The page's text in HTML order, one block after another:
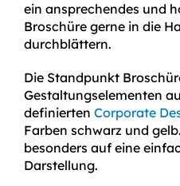
ein ansprechendes und
Broschüre gerne in die
durchblättern.
Die Standpunkt
Gestaltungselementen
definierten Corporate
Farben schwarz und
besonders auf eine
Darstellung.